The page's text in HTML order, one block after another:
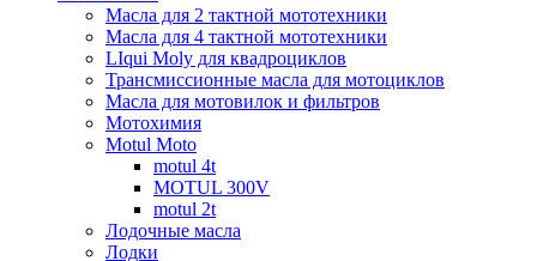
Масла для 2 тактной мототехники
Масла для 4 тактной мототехники
LIqui Moly для квадроциклов
Трансмиссионные масла для мотоциклов
Масла для мотовилок и фильтров
Мотохимия
Motul Moto
motul 4t
MOTUL 300V
motul 2t
Лодочные масла
Лодки